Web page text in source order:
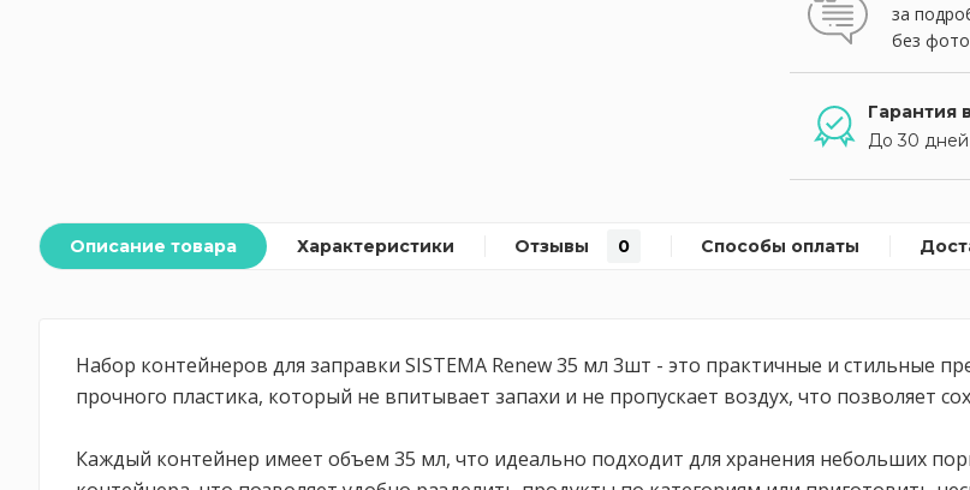
за
без фото
Гарантия
До 30 дней
Описание товара Характеристики Отзывы 0 Способы оплаты
Набор контейнеров для заправки SISTEMA Renew 35 мл 3шт - это практичные и стильные
прочного пластика, который не впитывает запахи и не пропускает воздух, что позволяет
Каждый контейнер имеет объем 35 мл, что идеально подходит для хранения небольших